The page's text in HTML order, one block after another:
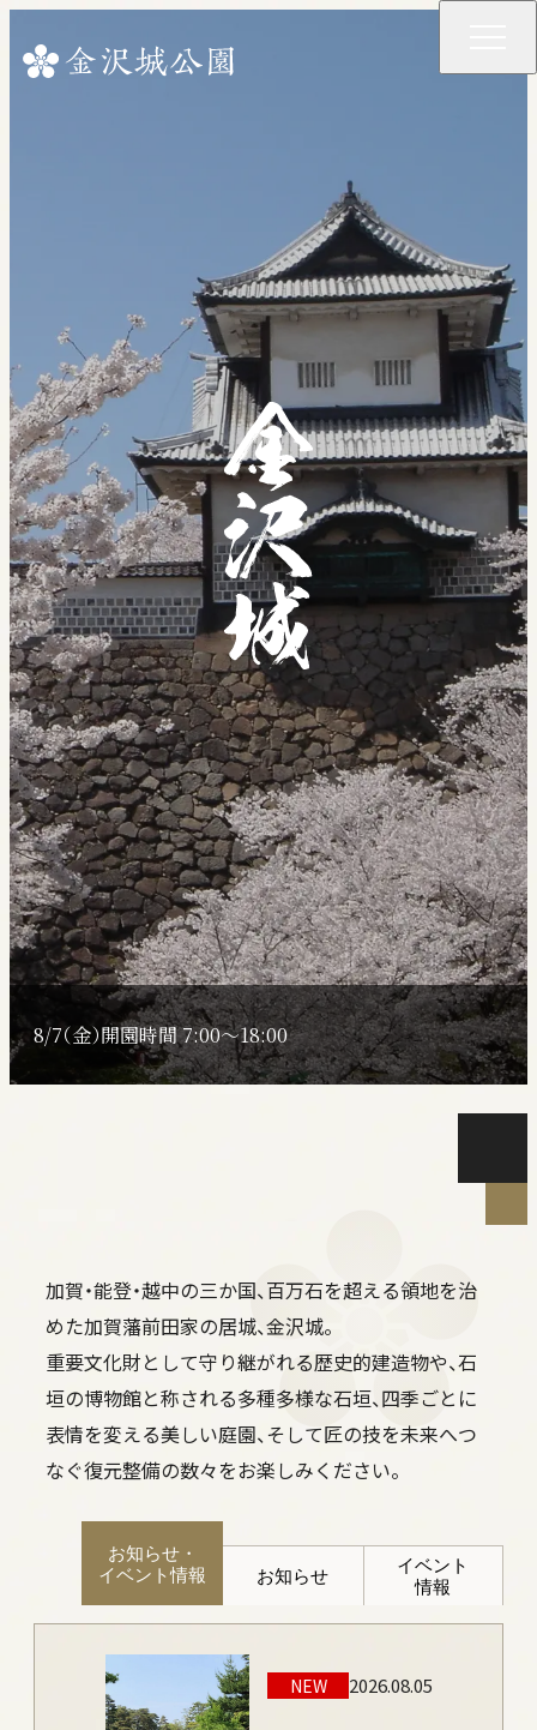
公園の開園時間等
園内施設の開館時間・料金等
重要文化財の特別公開
夜間開園・ライトアップ
ガイドサービス
バリアフリー対応
公園利用にあたってのお願い
リーフレット
学校利用のご案内
公園の施設利用
（許可が必要な行為）について
よくある質問
園内のご案内
金沢城の歴史
金沢城公園の魅力
休憩所、ガイダンス施設
金沢城公園の自然
夜間開園・ライトアップ
金沢城の特徴
歴代の城主、ゆかりの人物
天守、三階櫓の史料
縄張りの変遷
明治時代以降の変遷
重要文化財建造物、明治期の建造物
石川門
三十間長屋
旧第六旅団司令部庁舎、軍隊の遺構
辰巳用水の石管、石製の井戸枠
8/7（金）開園時間 7:00〜18:00
加賀・能登・越中の三か国、百万石を超える領地を治
めた加賀藩前田家の居城、金沢城。
重要文化財として守り継がれる歴史的建造物や、石
垣の博物館と称される多種多様な石垣、四季ごとに
表情を変える美しい庭園、そして匠の技を未来へつ
なぐ復元整備の数々をお楽しみください。
お知らせ・
イベント情報
お知らせ
イベント
情報
NEW 2026.08.05